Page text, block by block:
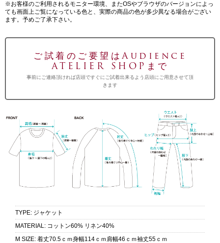
※お客様のご利用されるモニター環境、またOSやブラウザのバージョンによっ
ても画面上ご覧になっている色と、実際の商品の色が多少異なる場合がござい
ます。予めご了承下さい。
ご試着のご要望はAudience
ATELIER SHOPまで
事前にご連絡頂ければ店頭ですぐにご試着出来るよう店頭にご用意させて頂
きます
TYPE: ジャケット
MATERIAL : コットン60% リネン40%
M SIZE: 着丈70.5ｃｍ身幅114ｃｍ肩幅46ｃｍ袖丈55ｃｍ